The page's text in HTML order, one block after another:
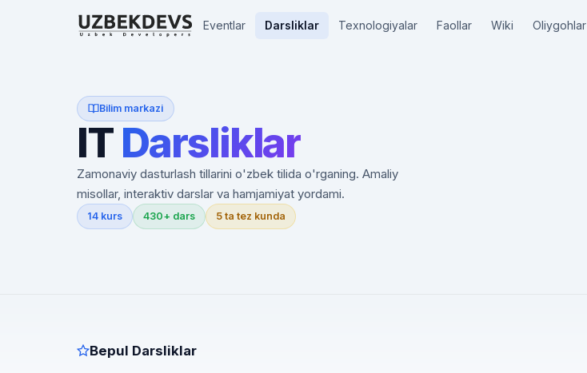
Eventlar Darsliklar Texnologiyalar Faollar Wiki Oliygohlar
Bilim markazi
ITDarsliklar
Zamonaviy dasturlash tillarini o'zbek tilida o'rganing. Amaliy
misollar, interaktiv darslar va hamjamiyat yordami.
14 kurs 430+ dars 5 ta tez kunda
Bepul Darsliklar